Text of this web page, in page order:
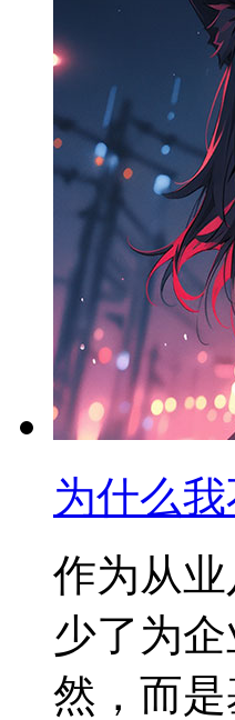
为什么
作为从
少了为
然，而